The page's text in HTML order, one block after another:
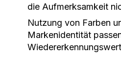
die Aufmerksamkeit
Nutzung von Farben
Markenidentität